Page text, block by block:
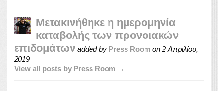
Μετακινήθηκε η ημερομηνία
καταβολής των προνοιακών
επιδομάτων added by Press Room on 2 Απριλίου,
2019
View all posts by Press Room →